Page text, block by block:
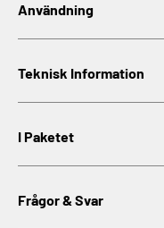
Användning
Teknisk Information
I Paketet
Frågor & Svar